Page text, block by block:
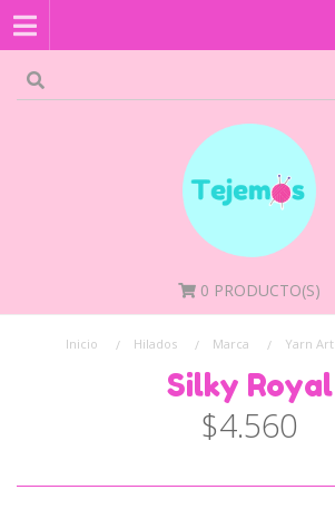
0 PRODUCTO(S)
Inicio Hilados Marca Yarn Art
Silky Royal
$4.560